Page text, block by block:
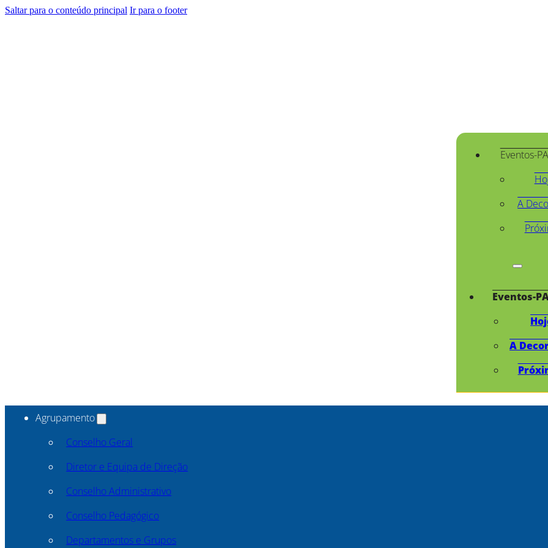
Saltar para o conteúdo principal Ir para o footer
Eventos-
A
Eventos-
A
Agrupamento
Conselho Geral
Diretor e Equipa de Direção
Conselho Administrativo
Conselho Pedagógico
Departamentos e Grupos